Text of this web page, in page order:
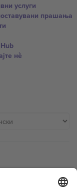
услуги
прашања
нѐ